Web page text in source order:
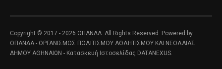
Copyright © 2017 - 2026 ΟΠΑΝΔΑ. All Rights Reserved. Powered by
ΟΠΑΝΔΑ - ΟΡΓΑΝΙΣΜΟΣ ΠΟΛΙΤΙΣΜΟΥ ΑΘΛΗΤΙΣΜΟΥ ΚΑΙ ΝΕΟΛΑΙΑΣ
ΔΗΜΟΥ ΑΘΗΝΑΙΩΝ - Κατασκευή Ιστοσελίδας DATANEXUS.